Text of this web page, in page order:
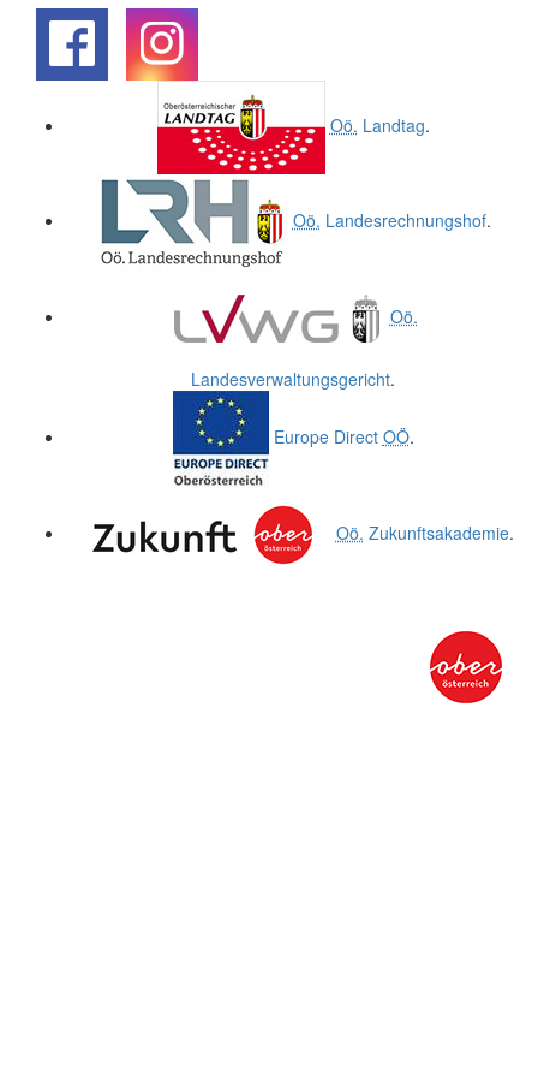
Oö. Landtag.
Oö. Landesrechnungshof.
Oö.
Landesverwaltungsgericht.
Europe Direct OÖ.
Oö. Zukunftsakademie.